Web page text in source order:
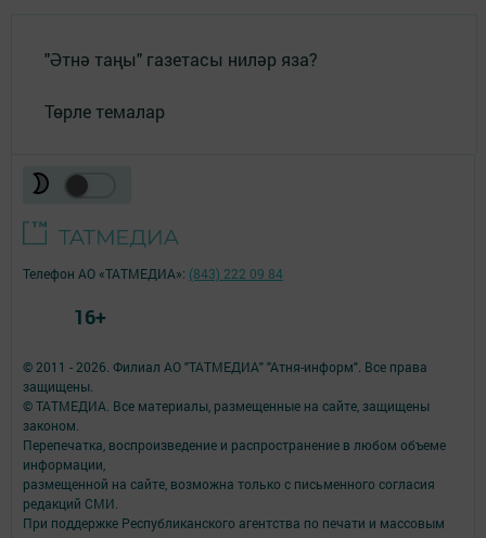
"Әтнә таңы" газетасы ниләр яза?
Төрле темалар
© 2011 - 2026. Филиал АО "ТАТМЕДИА" "Атня-информ". Все права
защищены.
© ТАТМЕДИА. Все материалы, размещенные на сайте, защищены
законом.
Перепечатка, воспроизведение и распространение в любом объеме
информации,
размещенной на сайте, возможна только с письменного согласия
редакций СМИ.
При поддержке Республиканского агентства по печати и массовым
Телефон АО «ТАТМЕДИА»: (843) 222 09 84
16+